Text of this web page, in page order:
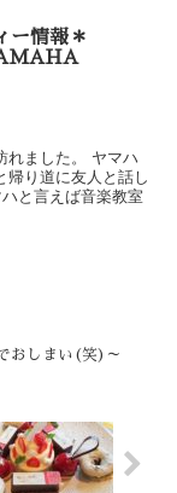
ー情報＊
れました。 ヤマハ
帰り道に友人と話し
と言えば音楽教室
おしまい(笑)～